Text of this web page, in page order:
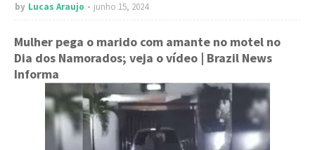
by Lucas Araujo junho 15, 2024
Mulher pega o marido com amante no motel no
Dia dos Namorados; veja o vídeo | Brazil News
Informa